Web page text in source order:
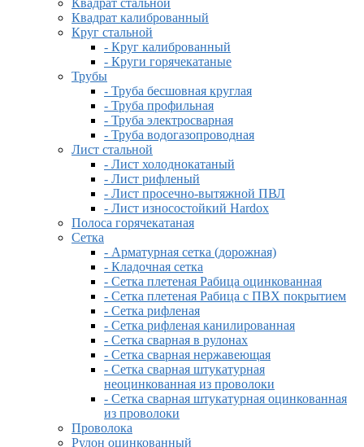
Квадрат стальной
Квадрат калиброванный
Круг стальной
- Круг калиброванный
- Круги горячекатаные
Трубы
- Труба бесшовная круглая
- Труба профильная
- Труба электросварная
- Труба водогазопроводная
Лист стальной
- Лист холоднокатаный
- Лист рифленый
- Лист просечно-вытяжной ПВЛ
- Лист износостойкий Hardox
Полоса горячекатаная
Сетка
- Арматурная сетка (дорожная)
- Кладочная сетка
- Сетка плетеная Рабица оцинкованная
- Сетка плетеная Рабица с ПВХ покрытием
- Сетка рифленая
- Сетка рифленая канилированная
- Сетка сварная в рулонах
- Сетка сварная нержавеющая
- Сетка сварная штукатурная
неоцинкованная из проволоки
- Сетка сварная штукатурная оцинкованная
из проволоки
Проволока
Рулон оцинкованный